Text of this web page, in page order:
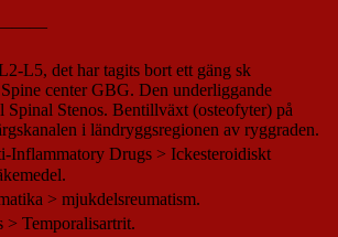
L5, det har tagits bort ett gäng sk
center GBG. Den underliggande
Spinal Stenos. Bentillväxt (osteofyter) på
i ländryggsregionen av ryggraden.
Inflammatory Drugs > Ickesteroidiskt
> mjukdelsreumatism.
> Temporalisartrit.